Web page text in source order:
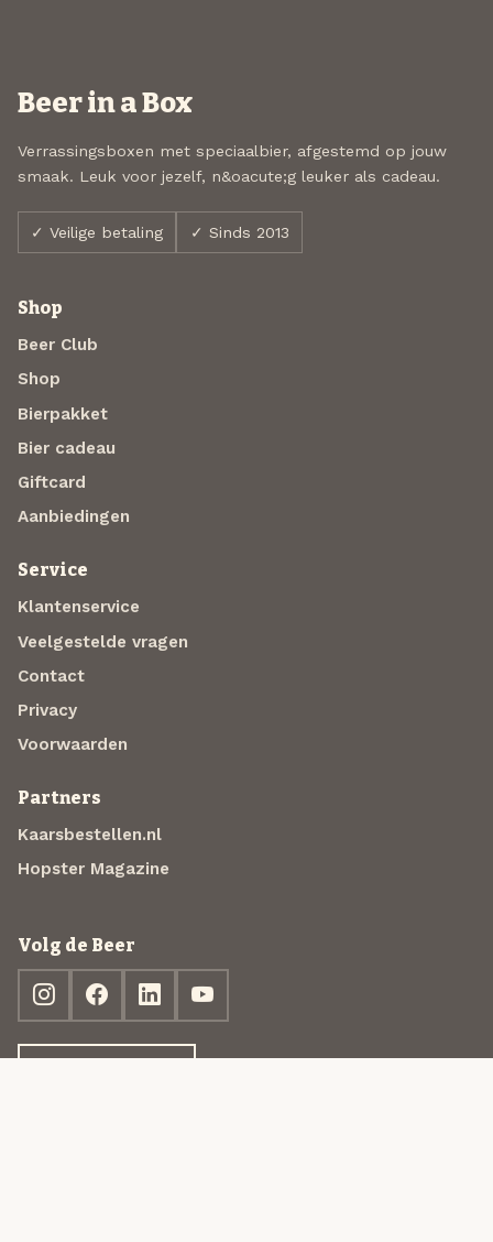
Beer in a Box
Verrassingsboxen met speciaalbier, afgestemd op jouw
smaak. Leuk voor jezelf, n&oacute;g leuker als cadeau.
✓ Veilige betaling ✓ Sinds 2013
Shop
Beer Club
Shop
Bierpakket
Bier cadeau
Giftcard
Aanbiedingen
Service
Klantenservice
Veelgestelde vragen
Contact
Privacy
Voorwaarden
Partners
Kaarsbestellen.nl
Hopster Magazine
Volg de Beer